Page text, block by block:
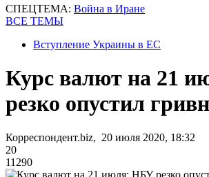
СПЕЦТЕМА: Война в Иране
ВСЕ ТЕМЫ
Вступление Украины в ЕС
Курс валют на 21
резко опустил
Корреспондент.biz, 20 июля 2020, 18:32
20
11290